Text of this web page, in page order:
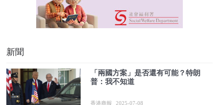
新聞
「兩國方案」是否還有可能？特朗
普：我不知道
香港商報 2025-07-08